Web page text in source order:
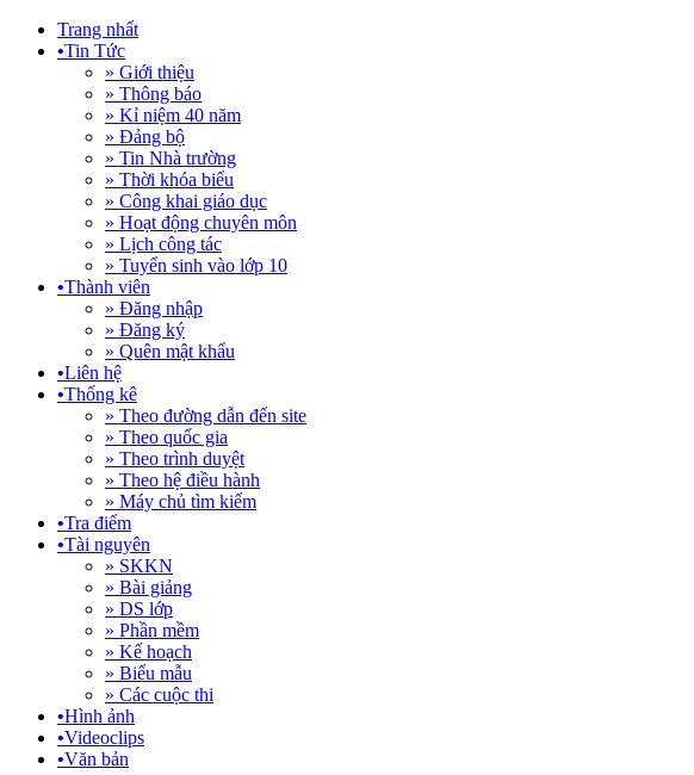
Trang nhất
•Tin Tức
» Giới thiệu
» Thông báo
» Kỉ niệm 40 năm
» Đảng bộ
» Tin Nhà trường
» Thời khóa biểu
» Công khai giáo dục
» Hoạt động chuyên môn
» Lịch công tác
» Tuyển sinh vào lớp 10
•Thành viên
» Đăng nhập
» Đăng ký
» Quên mật khẩu
•Liên hệ
•Thống kê
» Theo đường dẫn đến site
» Theo quốc gia
» Theo trình duyệt
» Theo hệ điều hành
» Máy chủ tìm kiếm
•Tra điểm
•Tài nguyên
» SKKN
» Bài giảng
» DS lớp
» Phần mềm
» Kế hoạch
» Biểu mẫu
» Các cuộc thi
•Hình ảnh
•Videoclips
•Văn bản